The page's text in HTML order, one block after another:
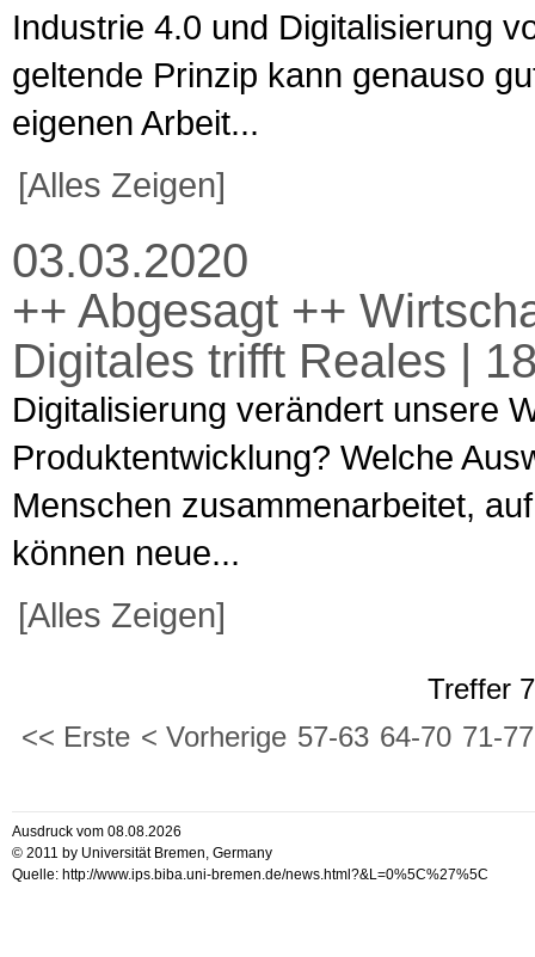
Industrie 4.0 und Digitalisierung
geltende Prinzip kann genauso
eigenen Arbeit...
[Alles Zeigen]
03.03.2020
++ Abgesagt ++
Digitales trifft Reales |
Digitalisierung verändert unsere
Produktentwicklung? Welche
Menschen zusammenarbeitet,
können neue...
[Alles Zeigen]
Treffer
<< Erste < Vorherige 57-63 64-70 71-77
Ausdruck vom 08.08.2026
© 2011 by Universität Bremen, Germany
Quelle: http://www.ips.biba.uni-bremen.de/news.html?&L=0%5C%27%5C